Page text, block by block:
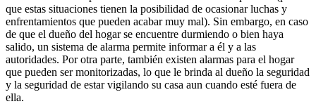
que estas situaciones tienen la posibilidad de ocasionar luchas y
enfrentamientos que pueden acabar muy mal). Sin embargo, en caso
de que el dueño del hogar se encuentre durmiendo o bien haya
salido, un sistema de alarma permite informar a él y a las
autoridades. Por otra parte, también existen alarmas para el hogar
que pueden ser monitorizadas, lo que le brinda al dueño la seguridad
y la seguridad de estar vigilando su casa aun cuando esté fuera de
ella.